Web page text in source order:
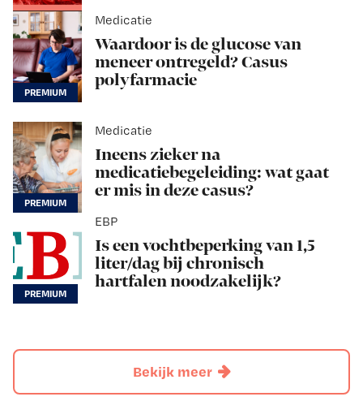
Medicatie
Waardoor is de glucose van
meneer ontregeld? Casus
polyfarmacie
Medicatie
Ineens zieker na
medicatiebegeleiding: wat gaat
er mis in deze casus?
EBP
Is een vochtbeperking van 1,5
liter/dag bij chronisch
hartfalen noodzakelijk?
Bekijk meer